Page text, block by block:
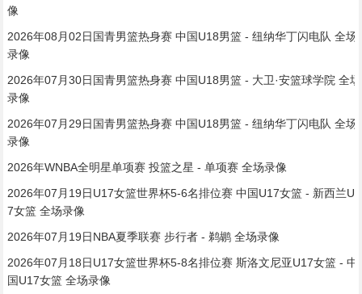
像
2026年08月02日国青男篮热身赛 中国U18男篮 - 纽纳华丁闪电队 全场
录像
2026年07月30日国青男篮热身赛 中国U18男篮 - 大卫·安篮球学院 全场
录像
2026年07月29日国青男篮热身赛 中国U18男篮 - 纽纳华丁闪电队 全场
录像
2026年WNBA全明星单项赛 投篮之星 - 单项赛 全场录像
2026年07月19日U17女篮世界杯5-6名排位赛 中国U17女篮 - 新西兰U1
7女篮 全场录像
2026年07月19日NBA夏季联赛 步行者 - 鹈鹕 全场录像
2026年07月18日U17女篮世界杯5-8名排位赛 斯洛文尼亚U17女篮 - 中
国U17女篮 全场录像